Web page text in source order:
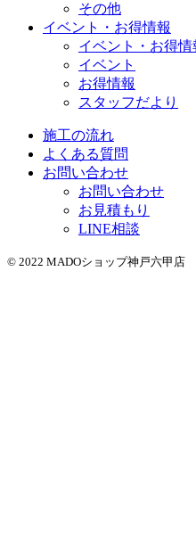
その他
イベント・お得情報
イベント・お得情
イベント
お得情報
スタッフだより
施工の流れ
よくある質問
お問い合わせ
お問い合わせ
お見積もり
LINE相談
© 2022 MADOショップ神戸六甲店